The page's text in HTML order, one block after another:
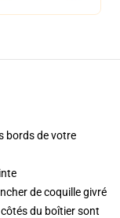
bords de votre
de coquille givré
du boîtier sont